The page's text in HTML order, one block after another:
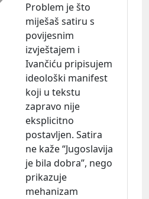
Problem je što
miješaš satiru s
povijesnim
izvještajem i
Ivančiću pripisujem
ideološki manifest
koji u tekstu
zapravo nije
eksplicitno
postavljen. Satira
ne kaže “Jugoslavija
je bila dobra”, nego
prikazuje
mehanizam